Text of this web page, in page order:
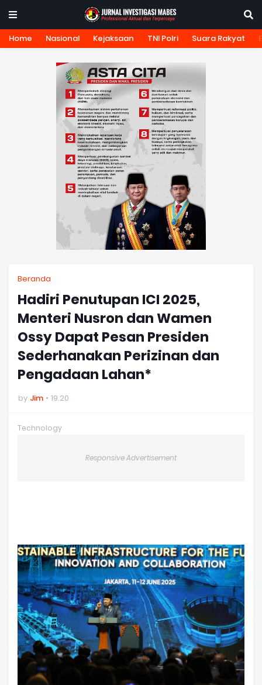
Home Nasional Kejaksaan TNI Polri Suara Rakyat
Beranda
Hadiri Penutupan ICI 2025,
Menteri Nusron dan Wamen
Ossy Dapat Pesan Presiden
Sederhanakan Perizinan dan
Pengadaan Lahan*
by Jim 19.20
Technology
Responsive Advertisement